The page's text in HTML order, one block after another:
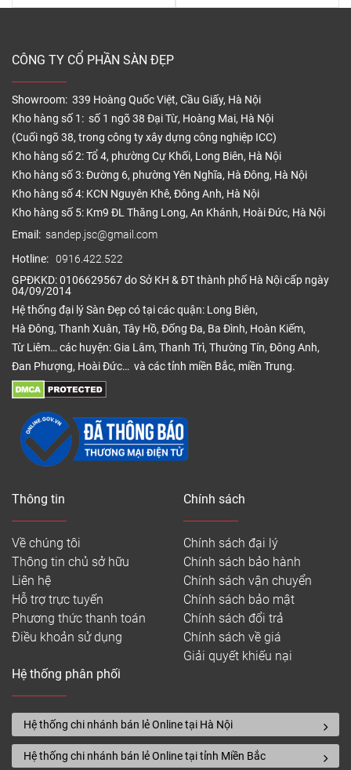
CÔNG TY CỔ PHẦN SÀN ĐẸP
Showroom: 339 Hoàng Quốc Việt, Cầu Giấy, Hà Nội
Kho hàng số 1: số 1 ngõ 38 Đại Từ, Hoàng Mai, Hà Nội
(Cuối ngõ 38, trong công ty xây dựng công nghiệp ICC)
Kho hàng số 2: Tổ 4, phường Cự Khối, Long Biên, Hà Nội
Kho hàng số 3: Đường 6, phường Yên Nghĩa, Hà Đông, Hà Nội
Kho hàng số 4: KCN Nguyên Khê, Đông Anh, Hà Nội
Kho hàng số 5: Km9 ĐL Thăng Long, An Khánh, Hoài Đức, Hà Nội
Email: sandep.jsc@gmail.com
Hotline: 0916.422.522
GPĐKKD: 0106629567 do Sở KH & ĐT thành phố Hà Nội cấp ngày
04/09/2014
Hệ thống đại lý Sàn Đẹp có tại các quận: Long Biên,
Hà Đông, Thanh Xuân, Tây Hồ, Đống Đa, Ba Đình, Hoàn Kiếm,
Từ Liêm… các huyện: Gia Lâm, Thanh Trì, Thường Tín, Đông Anh,
Đan Phượng, Hoài Đức… và các tỉnh miền Bắc, miền Trung.
Thông tin
Về chúng tôi
Thông tin chủ sở hữu
Liên hệ
Hỗ trợ trực tuyến
Phương thức thanh toán
Điều khoản sử dụng
Chính sách
Chính sách đại lý
Chính sách bảo hành
Chính sách vận chuyển
Chính sách bảo mật
Chính sách đổi trả
Chính sách về giá
Giải quyết khiếu nại
Hệ thống phân phối
Hệ thống chi nhánh bán lẻ Online tại Hà Nội
Hệ thống chi nhánh bán lẻ Online tại tỉnh Miền Bắc